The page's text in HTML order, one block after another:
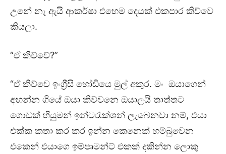
උනේ නෑ ඇයි ආකර්ෂා එහෙම දෙයක් එකපාර කිව්වෙ
කියලා.
“ඒ කිව්වේ?”
“ඒ කිව්වෙ ඉංග්‍රීසි හෝඩියෙ මුල් අකුර. මං ඔයාගෙන්
අහන්න ගියේ ඔයා කිව්වනෙ ඔයාලයි තාත්තට
ගොඩක් හියුමන් ඉන්ටරැක්ශන් ලැබෙනවා නම්, එයා
එක්ක කතා කර කර ඉන්න කෙනෙක් හම්බුවෙන
එකෙන් එයාගෙ ඉම්පෘමන්ට් එකක් දකින්න ලොකු